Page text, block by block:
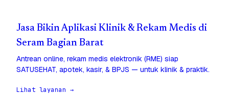
Jasa Bikin Aplikasi Klinik & Rekam Medis di
Seram Bagian Barat
Antrean online, rekam medis elektronik (RME) siap
SATUSEHAT, apotek, kasir, & BPJS — untuk klinik & praktik.
Lihat layanan →